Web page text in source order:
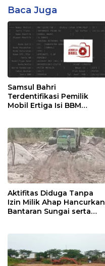
Baca Juga
Samsul Bahri
Terdentifikasi Pemilik
Mobil Ertiga Isi BBM
Aktifitas Diduga Tanpa
Izin Milik Ahap Hancurkan
Bantaran Sungai serta